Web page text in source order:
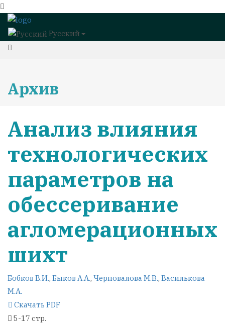
Русский
Архив
Анализ влияния
технологических
параметров на
обессеривание
агломерационных
шихт
Бобков В.И., Быков А.А., Черновалова М.В., Василькова
М.А.
Скачать PDF
5-17 стр.